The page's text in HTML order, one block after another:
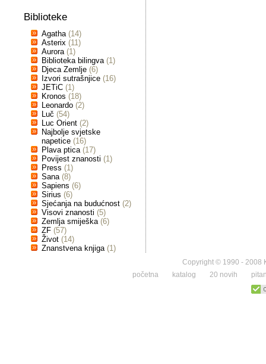
Biblioteke
Agatha (14)
Asterix (11)
Aurora (1)
Biblioteka bilingva (1)
Djeca Zemlje (6)
Izvori sutrašnjice (16)
JETiC (1)
Kronos (18)
Leonardo (2)
Luč (54)
Luc Orient (2)
Najbolje svjetske
napetice (16)
Plava ptica (17)
Povijest znanosti (1)
Press (1)
Sana (8)
Sapiens (6)
Sirius (6)
Sjećanja na budućnost (2)
Visovi znanosti (5)
Zemlja smiješka (6)
ZF (57)
Život (14)
Znanstvena knjiga (1)
Copyright © 1990 - 2008
početna
katalog 20 novih